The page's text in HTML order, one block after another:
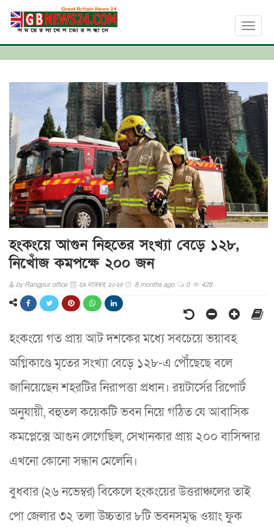
Toggle
হংকংয়ে আগুন নিহতের সংখ্যা বেড়ে ১২৮,
নিখোঁজ কমপক্ষে ২০০ জন
byRangpur office ২৯ নভেম্বর, ২০২৫ 8 months ago 0 428
হংকংয়ে গত প্রায় আট দশকের মধ্যে সবচেয়ে ভয়াবহ
অগ্নিকাণ্ডে মৃতের সংখ্যা বেড়ে ১২৮-এ পৌঁছেছে বলে
জানিয়েছেন শহরটির নিরাপত্তা প্রধান। রয়টার্সের রিপোর্ট
অনুযায়ী, বহুতল কয়েকটি ভবন নিয়ে গঠিত যে আবাসিক
কমপ্লেক্সে আগুন লেগেছিল, সেখানকার প্রায় ২০০ বাসিন্দার
এখনো কোনো সন্ধান মেলেনি।
বুধবার (২৬ নভেম্বর) বিকেলে হংকংয়ের উত্তরাঞ্চলের তাই
পো জেলার ৩২ তলা উচ্চতার ৮টি ভবনসমৃদ্ধ ওয়াং ফুক